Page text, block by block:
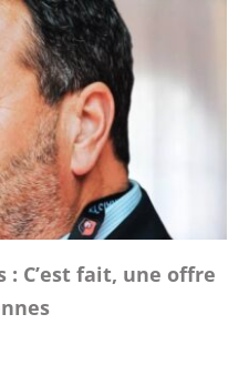
: C’est fait, une offre